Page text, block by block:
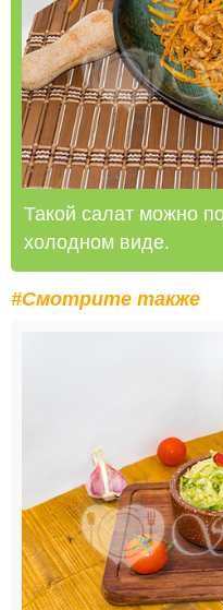
Такой салат можно
холодном виде.
#Смотрите также